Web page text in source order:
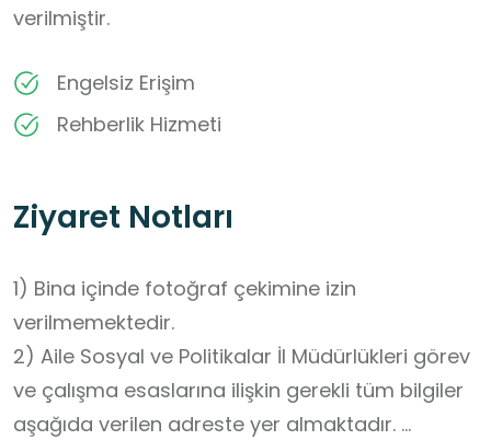
verilmiştir.
Engelsiz Erişim
Rehberlik Hizmeti
Ziyaret Notları
1) Bina içinde fotoğraf çekimine izin
verilmemektedir.
2) Aile Sosyal ve Politikalar İl Müdürlükleri görev
ve çalışma esaslarına ilişkin gerekli tüm bilgiler
aşağıda verilen adreste yer almaktadır.